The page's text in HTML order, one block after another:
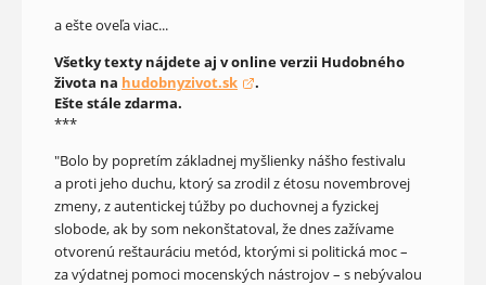
a ešte oveľa viac...
Všetky texty nájdete aj v online verzii Hudobného
života na hudobnyzivot.sk
(otvorí sa v novom okne)
.
Ešte stále zdarma.
***
"Bolo by popretím základnej myšlienky nášho festivalu
a proti jeho duchu, ktorý sa zrodil z étosu novembrovej
zmeny, z autentickej túžby po duchovnej a fyzickej
slobode, ak by som nekonštatoval, že dnes zažívame
otvorenú reštauráciu metód, ktorými si politická moc –
za výdatnej pomoci mocenských nástrojov – s nebývalou